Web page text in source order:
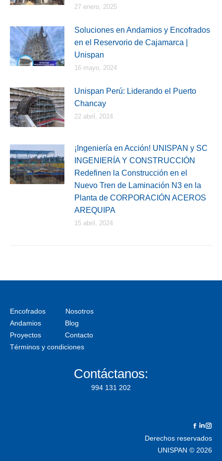
27 enero, 2025
Soluciones en Andamios y Encofrados
en el Reservorio de Cajamarca |
Unispan
16 mayo, 2024
Unispan Perú: Liderando el Puerto
Chancay
22 abril, 2024
¡Ingeniería en Acción! UNISPAN y SC
INGENIERÍA Y CONSTRUCCIÓN
Redefinen la Construcción en el
Nuevo Tren de Laminación N3 en la
Planta de CORPORACIÓN ACEROS
AREQUIPA
15 abril, 2024
Encofrados
Nosotros
Andamios
Blog
Proyectos
Contacto
Términos y condiciones
Contáctanos:
994 131 202
Derechos reservados
UNISPAN © 2026